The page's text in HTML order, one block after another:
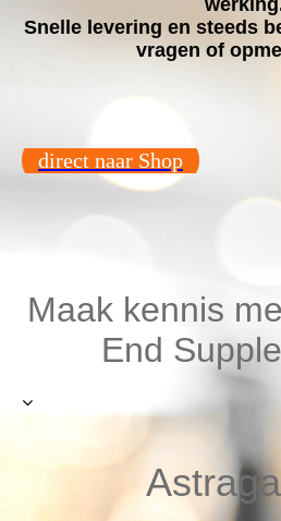
Snelle levering en steeds
vragen of
direct naar Shop
Maak kennis
End